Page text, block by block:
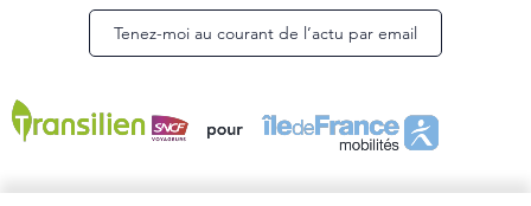
Tenez-moi au courant de l’actu par email